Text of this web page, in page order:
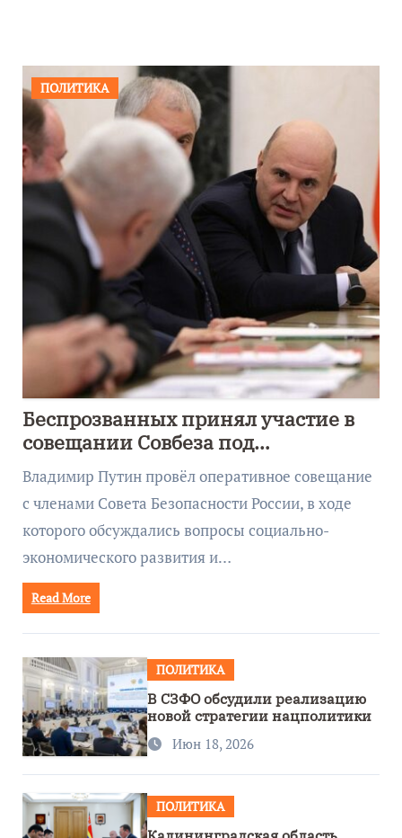
ПОЛИТИКА
Беспрозванных принял участие в
совещании Совбеза под
руководством Путина
Владимир Путин провёл оперативное совещание
с членами Совета Безопасности России, в ходе
которого обсуждались вопросы социально-
экономического развития и…
Read More
ПОЛИТИКА
В СЗФО обсудили реализацию
новой стратегии нацполитики
Июн 18, 2026
ПОЛИТИКА